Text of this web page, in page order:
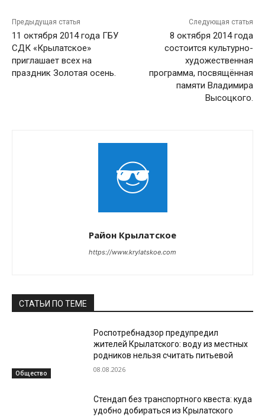
Предыдущая статья
11 октября 2014 года ГБУ
СДК «Крылатское»
приглашает всех на
праздник Золотая осень.
Следующая статья
8 октября 2014 года
состоится культурно-
художественная
программа, посвящённая
памяти Владимира
Высоцкого.
Район Крылатское
https://www.krylatskoe.com
СТАТЬИ ПО ТЕМЕ
Общество
Роспотребнадзор предупредил
жителей Крылатского: воду из местных
родников нельзя считать питьевой
08.08.2026
Стендап без транспортного квеста: куда
удобно добираться из Крылатского